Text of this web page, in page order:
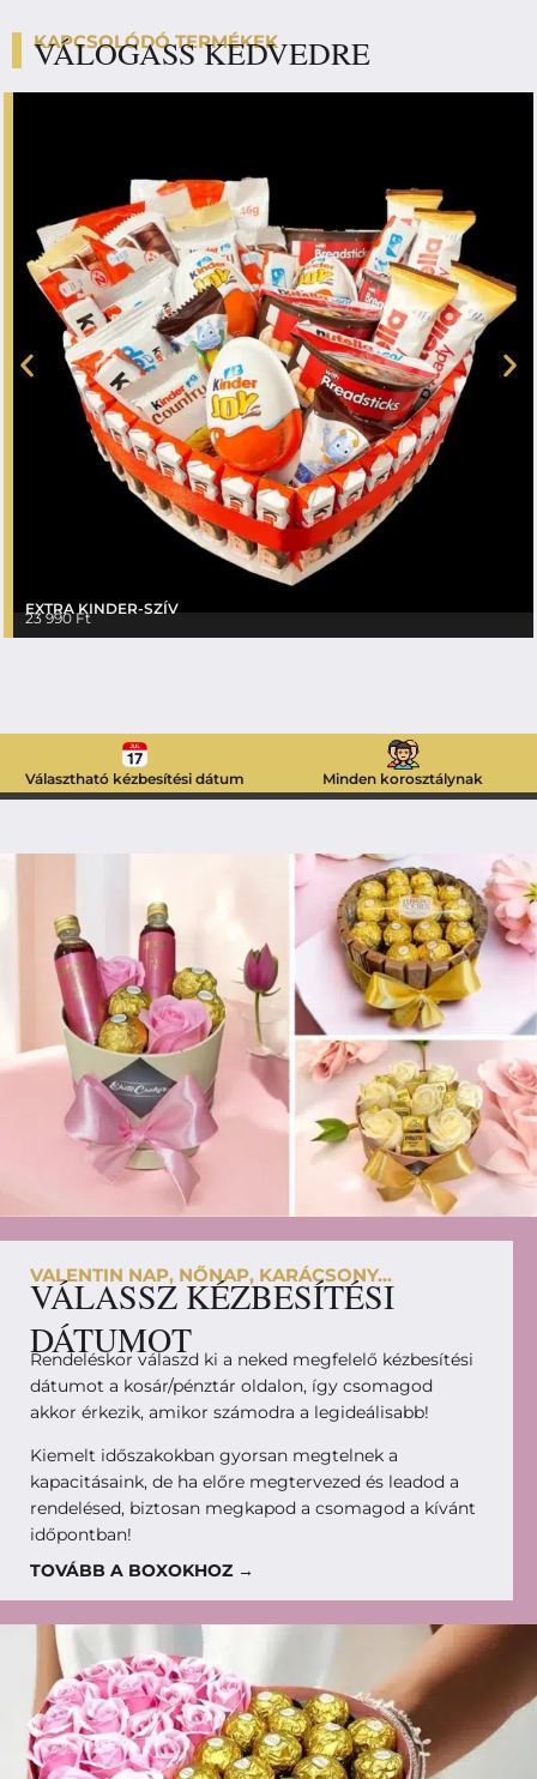
KAPCSOLÓDÓ TERMÉKEK
VÁLOGASS KEDVEDRE
EXTRA KINDER-SZÍV
23 990Ft
Választható kézbesítési dátum Minden korosztálynak
VALENTIN NAP, NŐNAP, KARÁCSONY...
VÁLASSZ KÉZBESÍTÉSI
DÁTUMOT
Rendeléskor válaszd ki a neked megfelelő kézbesítési
dátumot a kosár/pénztár oldalon, így csomagod
akkor érkezik, amikor számodra a legideálisabb!
Kiemelt időszakokban gyorsan megtelnek a
kapacitásaink, de ha előre megtervezed és leadod a
rendelésed, biztosan megkapod a csomagod a kívánt
időpontban!
TOVÁBB A BOXOKHOZ →